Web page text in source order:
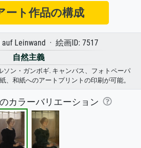
ート作品の構成
Leinwand · 絵画ID: 7517
自然主義
ソン・ガンボギ. キャンバス、フォトペーパ
、和紙へのアートプリントの印刷が可能。
カラーバリエーション